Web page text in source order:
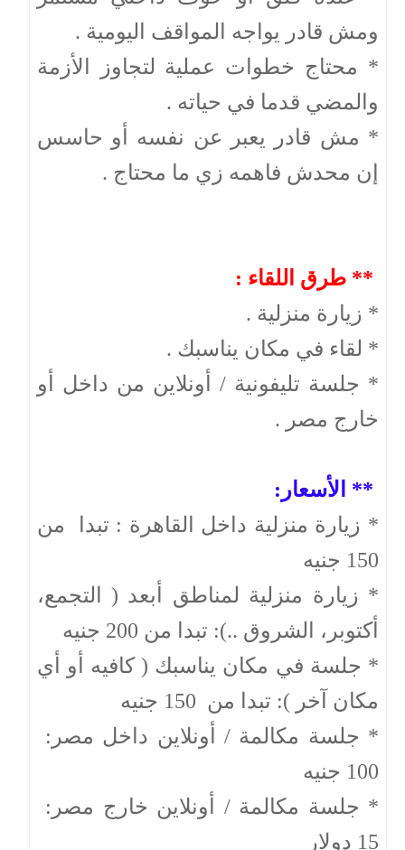
ومش قادر يواجه المواقف اليومية .
* محتاج خطوات عملية لتجاوز الأزمة
والمضي قدما في حياته .
* مش قادر يعبر عن نفسه أو حاسس
إن محدش فاهمه زي ما محتاج .
** طرق اللقاء :
* زيارة منزلية .
* لقاء في مكان يناسبك .
* جلسة تليفونية / أونلاين من داخل أو
خارج مصر .
** الأسعار:
* زيارة منزلية داخل القاهرة : تبدا من
150 جنيه
* زيارة منزلية لمناطق أبعد ( التجمع،
أكتوبر، الشروق ..): تبدا من 200 جنيه
* جلسة في مكان يناسبك ( كافيه أو أي
مكان آخر ): تبدا من 150 جنيه
* جلسة مكالمة / أونلاين داخل مصر:
100 جنيه
* جلسة مكالمة / أونلاين خارج مصر:
15 دولار